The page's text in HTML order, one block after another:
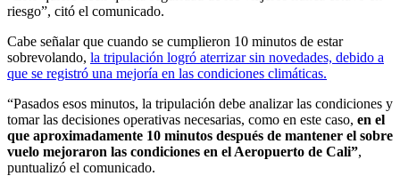
riesgo”, citó el comunicado.
Cabe señalar que cuando se cumplieron 10 minutos de estar
sobrevolando, la tripulación logró aterrizar sin novedades, debido a
que se registró una mejoría en las condiciones climáticas.
“Pasados esos minutos, la tripulación debe analizar las condiciones y
tomar las decisiones operativas necesarias, como en este caso, en el
que aproximadamente 10 minutos después de mantener el sobre
vuelo mejoraron las condiciones en el Aeropuerto de Cali”,
puntualizó el comunicado.